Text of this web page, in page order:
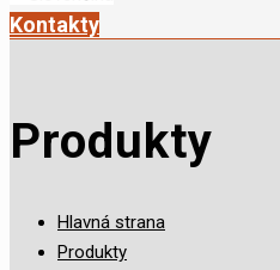
Kontakty
Produkty
Hlavná strana
Produkty